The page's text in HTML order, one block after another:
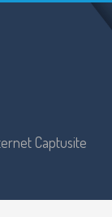
Captusite